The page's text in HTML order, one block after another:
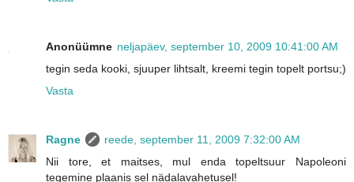
Anonüümne neljapäev, september 10, 2009 10:41:00 AM
tegin seda kooki, sjuuper lihtsalt, kreemi tegin topelt portsu;)
Vasta
Ragne
reede, september 11, 2009 7:32:00 AM
Nii tore, et maitses, mul enda topeltsuur Napoleoni
tegemine plaanis sel nädalavahetusel!